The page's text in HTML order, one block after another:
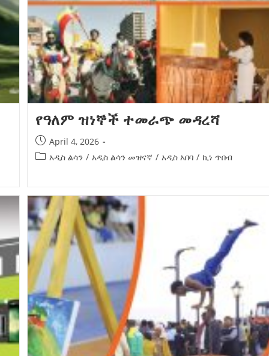
የዓለም ዝነኞች ተመራጭ መዳረሻ
April 4, 2026
አዲስ ልሳን / አዲስ ልሳን መዝናኛ / አዲስ አበባ / ኪነ ጥበብ